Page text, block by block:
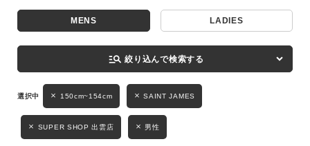
キーワード
性別
MENS LADIES
MENS LADIES
manage_search 絞り込んで検索する
150cm~154cm SAINT JAMES
SUPER SHOP 出雲店 男性